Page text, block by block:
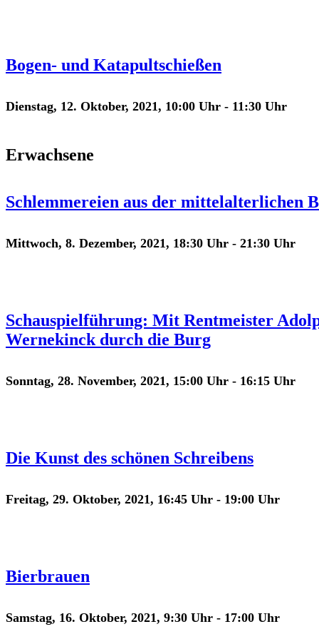
Bogen- und Katapultschießen
Dienstag, 12. Oktober, 2021, 10:00 Uhr - 11:30 Uhr
Erwachsene
Schlemmereien aus der mittelalterlichen
Mittwoch, 8. Dezember, 2021, 18:30 Uhr - 21:30 Uhr
Schauspielführung: Mit Rentmeister
Wernekinck durch die Burg
Sonntag, 28. November, 2021, 15:00 Uhr - 16:15 Uhr
Die Kunst des schönen Schreibens
Freitag, 29. Oktober, 2021, 16:45 Uhr - 19:00 Uhr
Bierbrauen
Samstag, 16. Oktober, 2021, 9:30 Uhr - 17:00 Uhr